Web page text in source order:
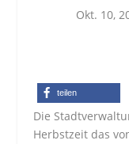
Okt. 10,
teilen
Die
Herbstzeit das